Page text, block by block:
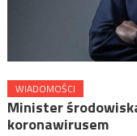
WIADOMOŚCI
Minister
koronawirusem